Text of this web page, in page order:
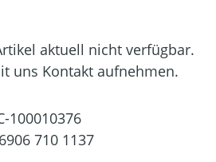
aktuell nicht verfügbar.
uns Kontakt aufnehmen.
100010376
6906 710 1137